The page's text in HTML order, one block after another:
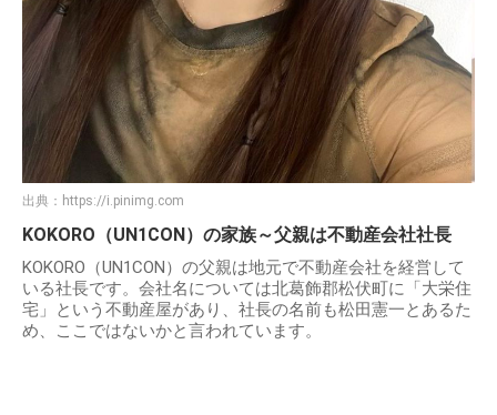
出典： https://i.pinimg.com
KOKORO（UN1CON）の家族～父親は不動産会社社長
KOKORO（UN1CON）の父親は地元で不動産会社を経営して
いる社長です。会社名については北葛飾郡松伏町に「大栄住
宅」という不動産屋があり、社長の名前も松田憲一とあるた
め、ここではないかと言われています。